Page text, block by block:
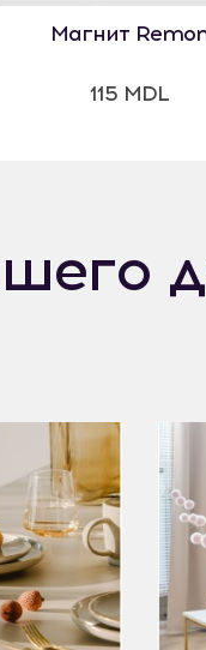
Магнит
115 MDL